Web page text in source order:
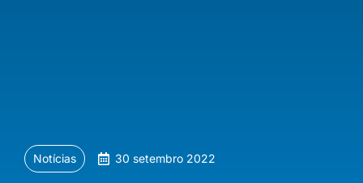
Notícias 30 setembro 2022